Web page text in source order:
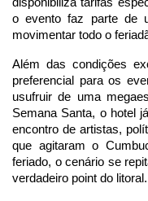
o evento faz parte de
movimentar todo o
Além das condições
preferencial para os
usufruir de uma
Semana Santa, o hotel
encontro de artistas,
que agitaram o
feriado, o cenário se
verdadeiro point do